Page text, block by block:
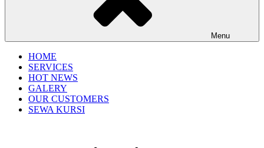
Menu
HOME
SERVICES
HOT NEWS
GALERY
OUR CUSTOMERS
SEWA KURSI